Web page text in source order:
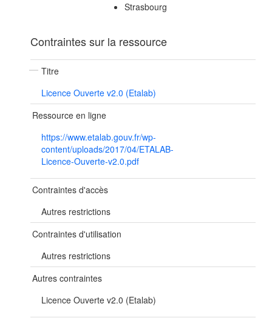
Strasbourg
Contraintes sur la ressource
Titre
Licence Ouverte v2.0 (Etalab)
Ressource en ligne
https://www.etalab.gouv.fr/wp-
content/uploads/2017/04/ETALAB-
Licence-Ouverte-v2.0.pdf
Contraintes d'accès
Autres restrictions
Contraintes d'utilisation
Autres restrictions
Autres contraintes
Licence Ouverte v2.0 (Etalab)